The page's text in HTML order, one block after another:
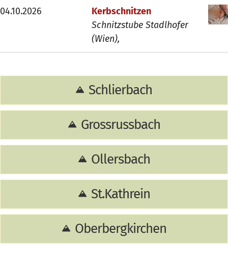
04.10.2026
Kerbschnitzen
Schnitzstube Stadlhofer
(Wien),
Schlierbach
Grossrussbach
Ollersbach
St.Kathrein
Oberbergkirchen